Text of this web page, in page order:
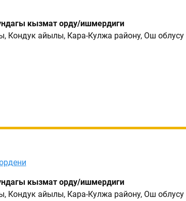
кызмат орду/ишмердиги
Кондук айылы, Кара-Кулжа району, Ош облусу
кызмат орду/ишмердиги
Кондук айылы, Кара-Кулжа району, Ош облусу